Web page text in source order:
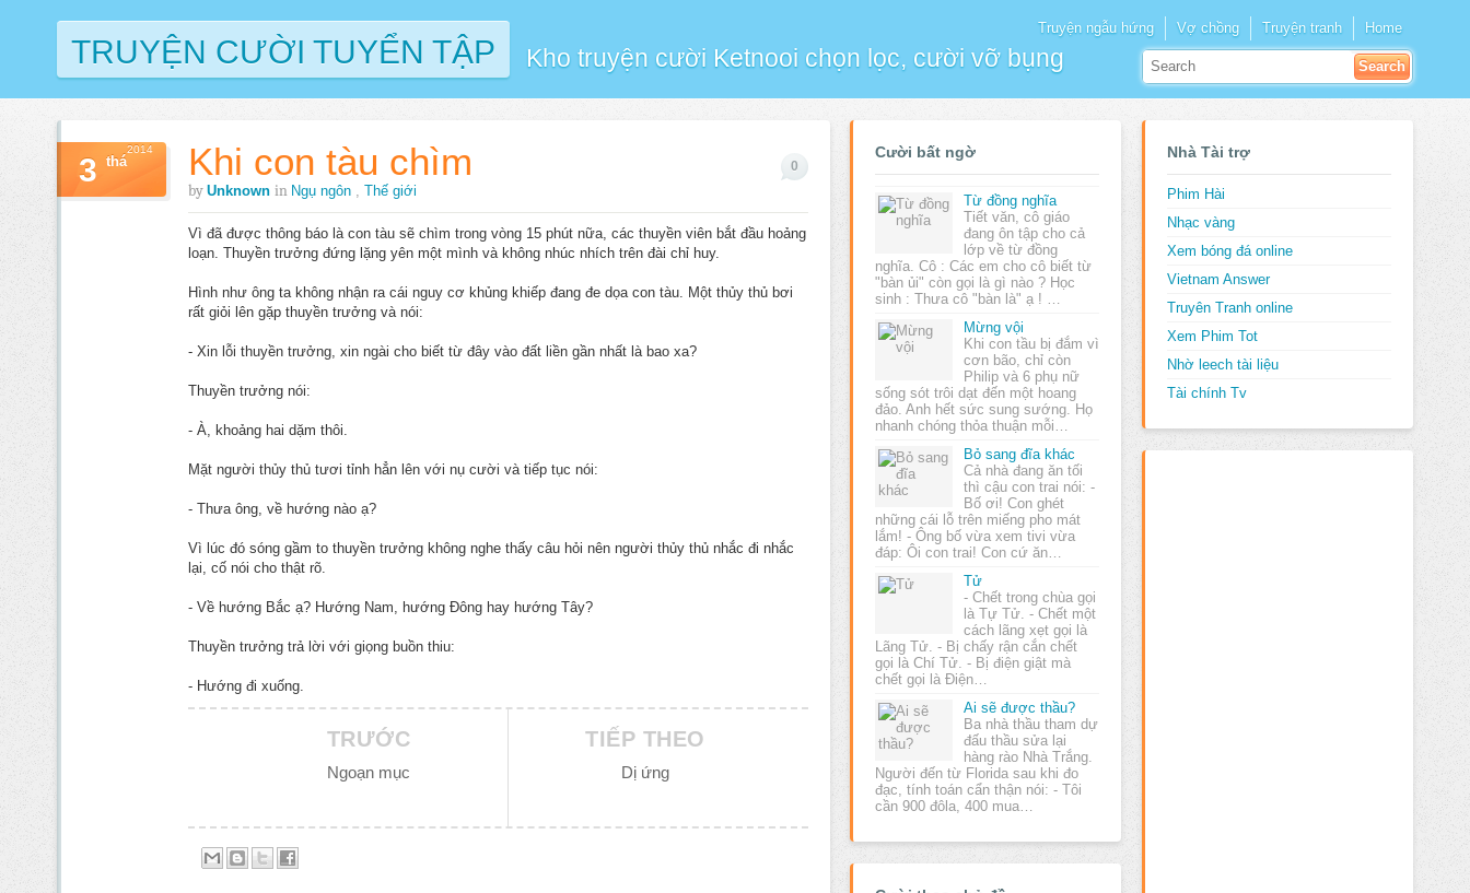
TRUYỆN CƯỜI TUYỂN TẬP Kho truyện cười Ketnooi chọn lọc, cười vỡ bụng
Truyện ngẫu hứng Vợ chồng Truyện tranh Home
Khi con tàu chìm
by Unknown in Ngụ ngôn , Thế giới
3 thá
2014
0
Vì đã được thông báo là con tàu sẽ chìm trong vòng 15 phút nữa, các thuyền viên bắt đầu hoảng
loạn. Thuyền trưởng đứng lặng yên một mình và không nhúc nhích trên đài chỉ huy.
Hình như ông ta không nhận ra cái nguy cơ khủng khiếp đang đe dọa con tàu. Một thủy thủ bơi
rất giỏi lên gặp thuyền trưởng và nói:
- Xin lỗi thuyền trưởng, xin ngài cho biết từ đây vào đất liền gần nhất là bao xa?
Thuyền trưởng nói:
- À, khoảng hai dặm thôi.
Mặt người thủy thủ tươi tỉnh hẳn lên với nụ cười và tiếp tục nói:
- Thưa ông, về hướng nào ạ?
Vì lúc đó sóng gầm to thuyền trưởng không nghe thấy câu hỏi nên người thủy thủ nhắc đi nhắc
lại, cố nói cho thật rõ.
- Về hướng Bắc ạ? Hướng Nam, hướng Đông hay hướng Tây?
Thuyền trưởng trả lời với giọng buồn thiu:
- Hướng đi xuống.
TIẾP THEO
Dị ứng
TRƯỚC
Ngoạn mục
Cười bất ngờ
Từ đồng nghĩa
Tiết văn, cô giáo
đang ôn tập cho cả
lớp về từ đồng
nghĩa. Cô : Các em cho cô biết từ
"bàn ủi" còn gọi là gì nào ? Học
sinh : Thưa cô "bàn là" ạ ! …
Mừng vội
Khi con tầu bị đắm vì
cơn bão, chỉ còn
Philip và 6 phụ nữ
sống sót trôi dạt đến một hoang
đảo. Anh hết sức sung sướng. Họ
nhanh chóng thỏa thuận mỗi…
Bỏ sang đĩa khác
Cả nhà đang ăn tối
thì cậu con trai nói: -
Bố ơi! Con ghét
những cái lỗ trên miếng pho mát
lắm! - Ông bố vừa xem tivi vừa
đáp: Ôi con trai! Con cứ ăn…
Tử
- Chết trong chùa gọi
là Tự Tử. - Chết một
cách lãng xẹt gọi là
Lãng Tử. - Bị chấy rận cắn chết
gọi là Chí Tử. - Bị điện giật mà
chết gọi là Ðiện…
Ai sẽ được thầu?
Ba nhà thầu tham dự
đấu thầu sửa lại
hàng rào Nhà Trắng.
Người đến từ Florida sau khi đo
đạc, tính toán cẩn thận nói: - Tôi
cần 900 đôla, 400 mua…
Nhà Tài trợ
Phim Hài
Nhạc vàng
Xem bóng đá online
Vietnam Answer
Truyên Tranh online
Xem Phim Tot
Nhờ leech tài liệu
Tài chính Tv